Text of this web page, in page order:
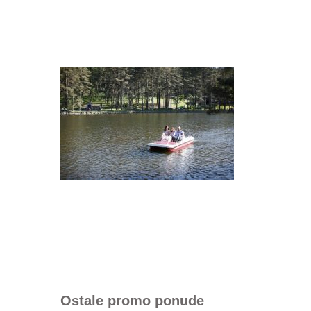
Ostale promo ponude